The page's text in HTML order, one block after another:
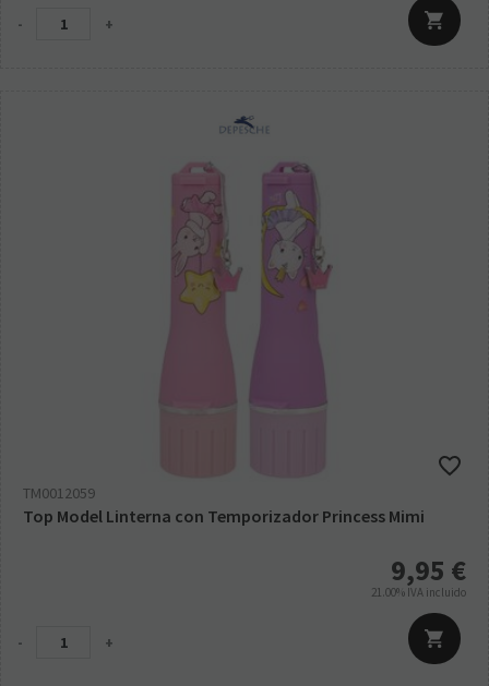
- +
TM0012059
Top Model Linterna con Temporizador Princess Mimi
9,95 €
21.00% IVA incluido
- +